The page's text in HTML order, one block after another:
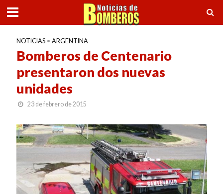
NOTICIAS • ARGENTINA
Bomberos de Centenario
presentaron dos nuevas
unidades
23 de febrero de 2015